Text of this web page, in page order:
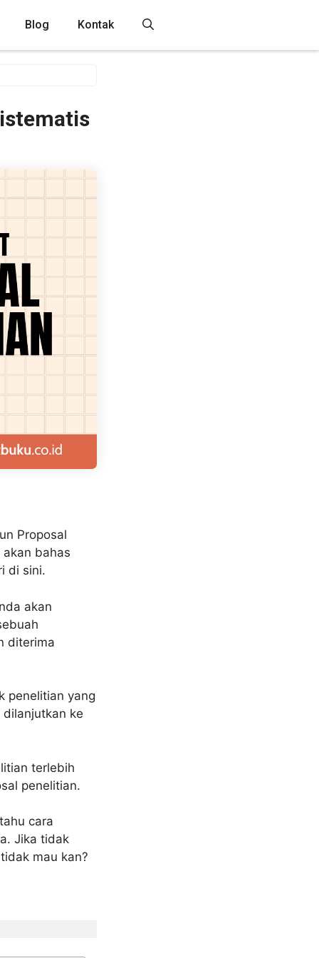
Blog Kontak
Proposal
bahas
di sini.
akan
diterima
penelitian yang
ke
terlebih
penelitian.
cara
Jika tidak
mau kan?